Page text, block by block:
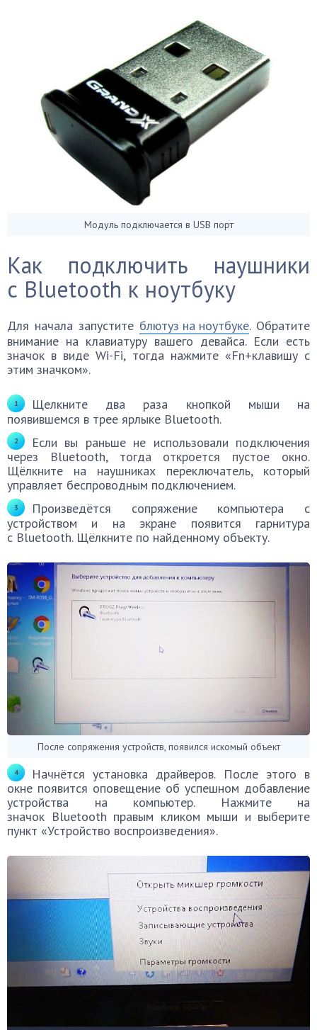
Модуль подключается в USB порт
Как подключить наушники
с Bluetooth к ноутбуку
Для начала запустите блютуз на ноутбуке. Обратите
внимание на клавиатуру вашего девайса. Если есть
значок в виде Wi-Fi, тогда нажмите «Fn+клавишу с
этим значком».
Щелкните два раза кнопкой мыши на
появившемся в трее ярлыке Bluetooth.
Если вы раньше не использовали подключения
через Bluetooth, тогда откроется пустое окно.
Щёлкните на наушниках переключатель, который
управляет беспроводным подключением.
Произведётся сопряжение компьютера с
устройством и на экране появится гарнитура
с Bluetooth. Щёлкните по найденному объекту.
После сопряжения устройств, появился искомый объект
Начнётся установка драйверов. После этого в
окне появится оповещение об успешном добавление
устройства на компьютер. Нажмите на
значок Bluetooth правым кликом мыши и выберите
пункт «Устройство воспроизведения».